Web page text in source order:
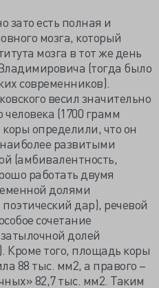
зато есть полная и
мозга, который
мозга в тот же день
(тогда было
современников).
весил значительно
(1700 грамм
определили, что он
развитыми
(амбивалентность,
работать двумя
долями
дар), речевой
сочетание
долей
Кроме того, площадь коры
88 тыс. мм2, а правого –
82,7 тыс. мм2. Таким